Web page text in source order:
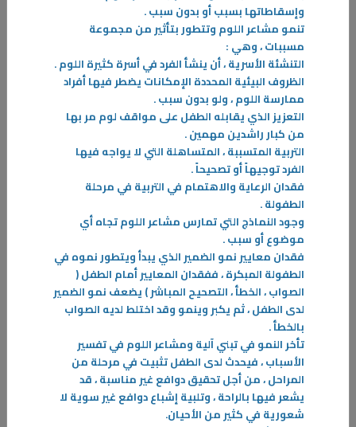
صيام الدوبامين
أولاً ما هو الدوبامين؟ هو مادة كيميائية أو هرمون بشكل طبيعي في جسم
الإنسان، حيث يعزز من الشعور بالسعادة بالإضافة إلى كونه ناقلاً عصبياً،
وإسقاطاتها بسبب أو بدون سبب.
تنمو مشاعر اللوم وتتطور بتأثير من مجموعة
مسببات ، وهي :
التنشئة الأسرية ، أن ينشأ الفرد في أسرة كثيرة اللوم.
الظروف البيئية المحددة الإمكانات يضطر فيها أفراد
ممارسة اللوم ، ولو بدون سبب.
التعزيز الذي يقابله الطفل على مواقف لوم مر بها
من كبار راشدين مهمين.
التربية المتسببة ، المتساهلة التي لا يواجه فيها
الفرد توجيهاً أو تصحيحاً.
فقدان الرعاية والاهتمام في التربية في مرحلة
الطفولة.
وجود النماذج التي تمارس مشاعر اللوم تجاه أي
موضوع أو سبب.
فقدان معايير نمو الضمير الذي يبدأ ويتطور نموه في
الطفولة المبكرة ، ففقدان المعايير أمام الطفل (
الصواب ، الخطأ ، التصحيح المباشر ) يضعف نمو الضمير
لدى الطفل ، ثم يكبر وينمو وقد اختلط لديه الصواب
بالخطأ.
تأخر النمو في تبني آلية ومشاعر اللوم في تفسير
الأسباب ، فيحدث لدى الطفل تثبيت في مرحلة من
المراحل ، من أجل تحقيق دوافع غير مناسبة ، قد
يشعر فيها بالراحة ، وتلبية إشباع دوافع غير سوية لا
شعورية في كثير من الأحيان.